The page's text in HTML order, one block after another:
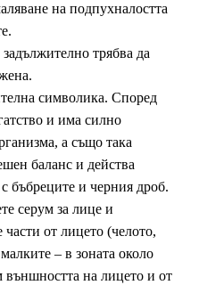
на подпухналостта
трябва да
символика. Според
и има силно
а също така
баланс и действа
бъбреците и черния дроб.
серум за лице и
от лицето (челото,
– в зоната около
външността на лицето и от